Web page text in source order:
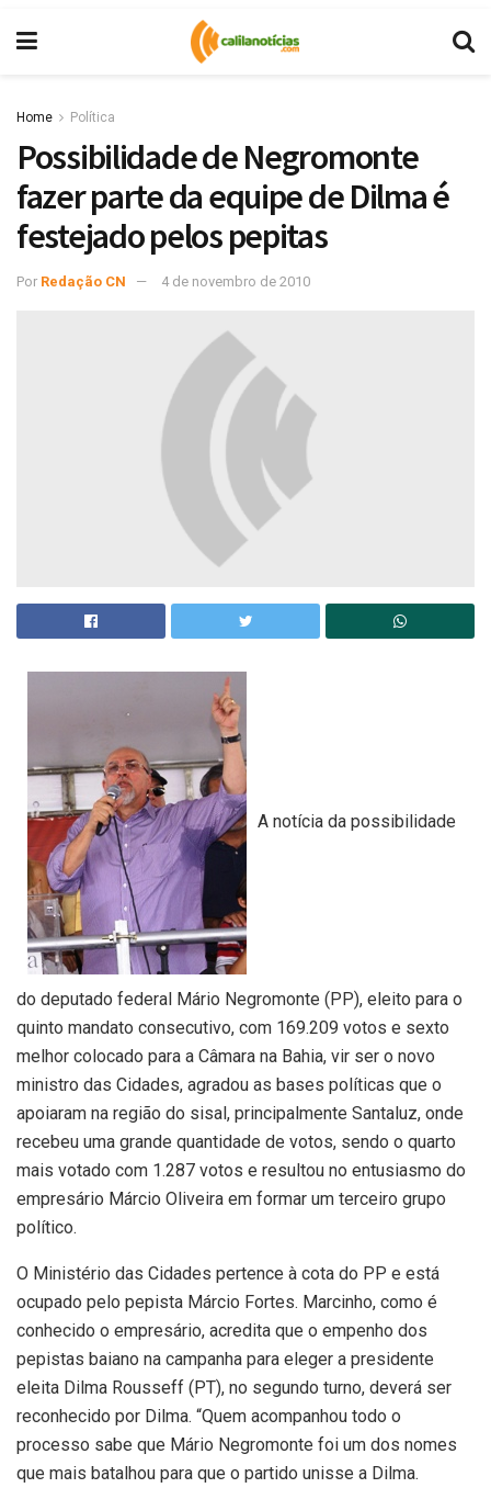
Home Política
Possibilidade de Negromonte
fazer parte da equipe de Dilma é
festejado pelos pepitas
Por Redação CN 4 de novembro de 2010
A notícia da possibilidade
do deputado federal Mário Negromonte (PP), eleito para o
quinto mandato consecutivo, com 169.209 votos e sexto
melhor colocado para a Câmara na Bahia, vir ser o novo
ministro das Cidades, agradou as bases políticas que o
apoiaram na região do sisal, principalmente Santaluz, onde
recebeu uma grande quantidade de votos, sendo o quarto
mais votado com 1.287 votos e resultou no entusiasmo do
empresário Márcio Oliveira em formar um terceiro grupo
político.
O Ministério das Cidades pertence à cota do PP e está
ocupado pelo pepista Márcio Fortes. Marcinho, como é
conhecido o empresário, acredita que o empenho dos
pepistas baiano na campanha para eleger a presidente
eleita Dilma Rousseff (PT), no segundo turno, deverá ser
reconhecido por Dilma. “Quem acompanhou todo o
processo sabe que Mário Negromonte foi um dos nomes
que mais batalhou para que o partido unisse a Dilma.